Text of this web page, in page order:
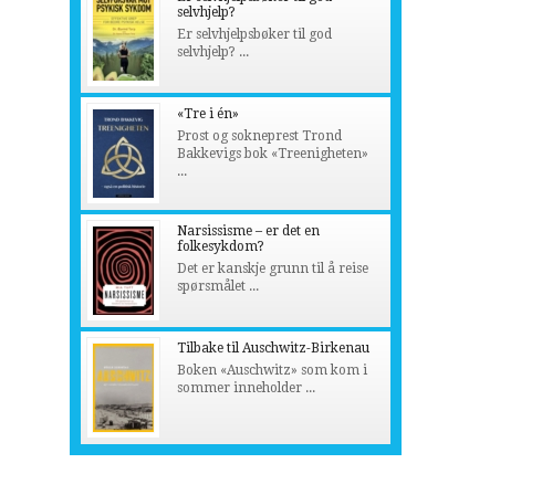
selvhjelp?
Er selvhjelpsbøker til god
selvhjelp? ...
«Tre i én»
Prost og sokneprest Trond
Bakkevigs bok «Treenigheten»
...
Narsissisme – er det en
folkesykdom?
Det er kanskje grunn til å reise
spørsmålet ...
Tilbake til Auschwitz-Birkenau
Boken «Auschwitz» som kom i
sommer inneholder ...